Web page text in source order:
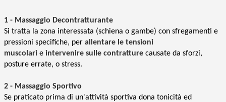
1 - Massaggio Decontratturante
Si tratta la zona interessata (schiena o gambe) con sfregamenti e
pressioni specifiche, per a llentare le tensioni
muscolari e intervenire sulle contratture causate da sforzi,
posture errate, o stress.
2 - Massaggio Sportivo
Se praticato prima di un'attività sportiva dona tonicità ed